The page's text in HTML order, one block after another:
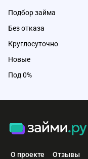
Подбор займа
Без отказа
Круглосуточно
Новые
Под 0%
О проекте Отзывы